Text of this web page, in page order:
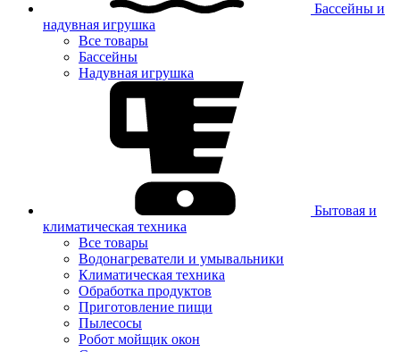
Бассейны и
надувная игрушка
Все товары
Бассейны
Надувная игрушка
Бытовая и
климатическая техника
Все товары
Водонагреватели и умывальники
Климатическая техника
Обработка продуктов
Приготовление пищи
Пылесосы
Робот мойщик окон